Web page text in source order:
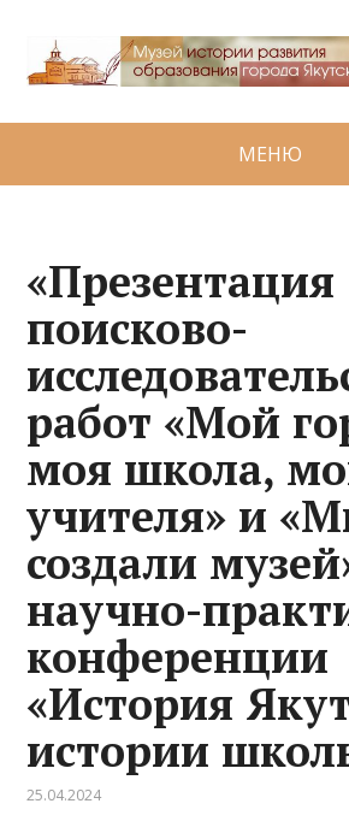
МЕНЮ
«Презентация
поисково-
работ «Мой
моя школа,
учителя» и
создали
научно-
конференции
«История
истории
25.04.2024